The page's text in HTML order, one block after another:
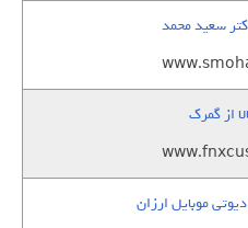
سعید محمد
از گمرک
موبایل ارزان